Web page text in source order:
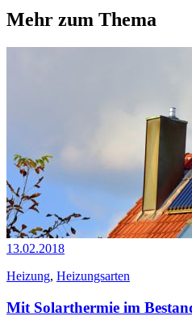
Mehr zum Thema
13.02.2018
Heizung, Heizungsarten
Mit Solarthermie im